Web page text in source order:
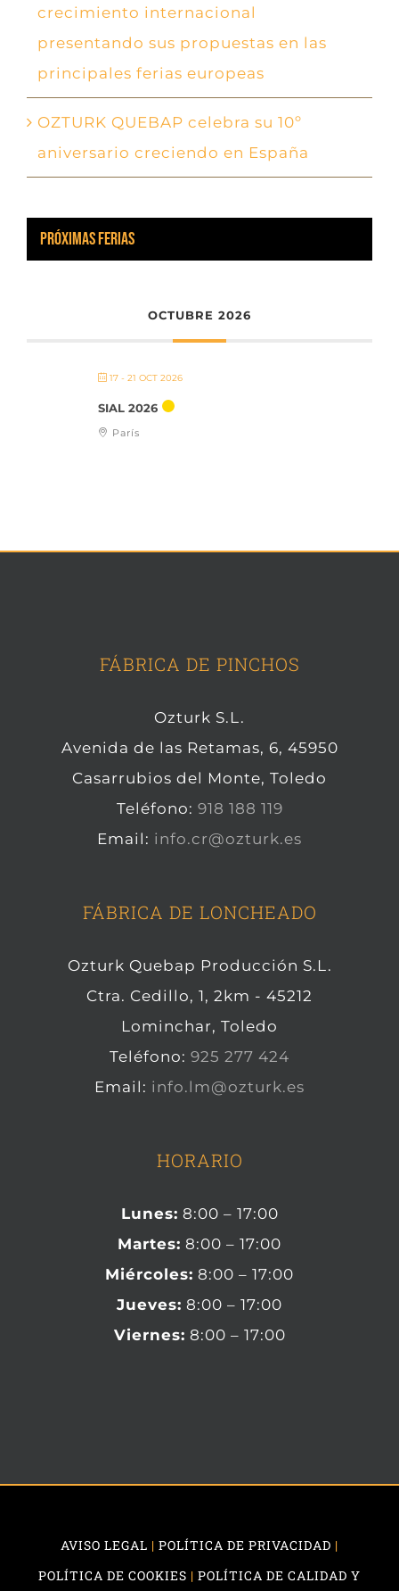
crecimiento internacional
presentando sus propuestas en las
principales ferias europeas
OZTURK QUEBAP celebra su 10º
aniversario creciendo en España
PRÓXIMAS FERIAS
OCTUBRE 2026
17 - 21 OCT 2026
SIAL 2026
París
FÁBRICA DE PINCHOS
Ozturk S.L.
Avenida de las Retamas, 6, 45950
Casarrubios del Monte, Toledo
Teléfono: 918 188 119
Email: info.cr@ozturk.es
FÁBRICA DE LONCHEADO
Ozturk Quebap Producción S.L.
Ctra. Cedillo, 1, 2km - 45212
Lominchar, Toledo
Teléfono: 925 277 424
Email: info.lm@ozturk.es
HORARIO
Lunes: 8:00 – 17:00
Martes: 8:00 – 17:00
Miércoles: 8:00 – 17:00
Jueves: 8:00 – 17:00
Viernes: 8:00 – 17:00
AVISO LEGAL | POLÍTICA DE PRIVACIDAD |
POLÍTICA DE COOKIES | POLÍTICA DE CALIDAD Y